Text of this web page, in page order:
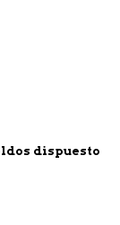
dispuesto